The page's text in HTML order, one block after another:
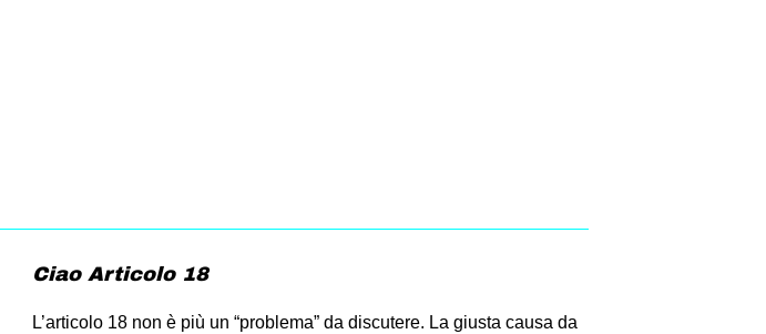
Ciao Articolo 18
L’articolo 18 non è più un “problema” da discutere. La giusta causa da